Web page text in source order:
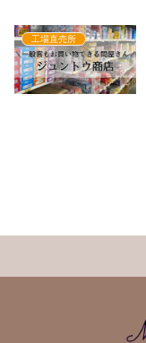
工場直売所